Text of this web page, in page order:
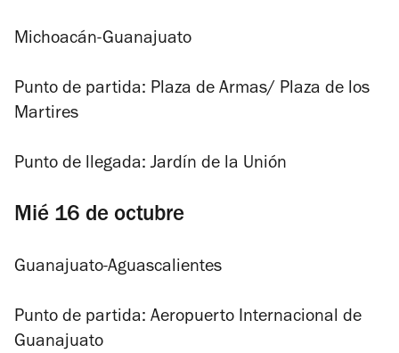
Michoacán-Guanajuato
Punto de partida: Plaza de Armas/ Plaza de los
Martires
Punto de llegada: Jardín de la Unión
Mié 16 de octubre
Guanajuato-Aguascalientes
Punto de partida: Aeropuerto Internacional de
Guanajuato